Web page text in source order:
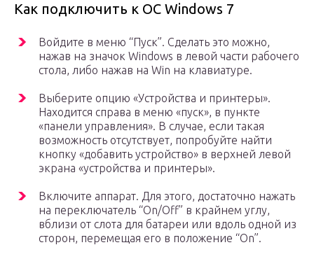
Как подключить к ОС Windows 7
Войдите в меню “Пуск”. Сделать это можно,
нажав на значок Windows в левой части рабочего
стола, либо нажав на Win на клавиатуре.
Выберите опцию «Устройства и принтеры».
Находится справа в меню «пуск», в пункте
«панели управления». В случае, если такая
возможность отсутствует, попробуйте найти
кнопку «добавить устройство» в верхней левой
экрана «устройства и принтеры».
Включите аппарат. Для этого, достаточно нажать
на переключатель “On/Off” в крайнем углу,
вблизи от слота для батареи или вдоль одной из
сторон, перемещая его в положение “On”.